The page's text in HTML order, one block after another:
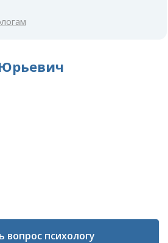
вопрос психологу